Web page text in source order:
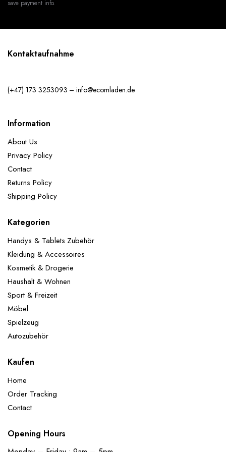
save payment info.
Kontaktaufnahme
(+47) 173 3253093 – info@ecomladen.de
Information
About Us
Privacy Policy
Contact
Returns Policy
Shipping Policy
Kategorien
Handys & Tablets Zubehör
Kleidung & Accessoires
Kosmetik & Drogerie
Haushalt & Wohnen
Sport & Freizeit
Möbel
Spielzeug
Autozubehör
Kaufen
Home
Order Tracking
Contact
Opening Hours